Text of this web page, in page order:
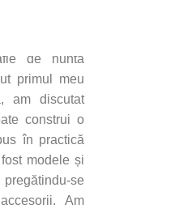
de nuntă
primul meu
am discutat
construi o
în practică
modele și
se
Am